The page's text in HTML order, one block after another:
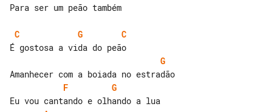
Para ser um peão também
C G
C
G
F
G